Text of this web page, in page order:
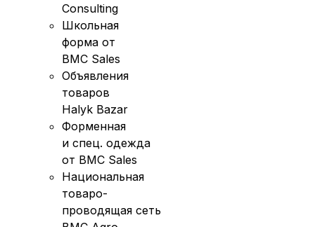
Consulting
Школьная
форма от
BMC Sales
Объявления
товаров
Halyk Bazar
Форменная
и спец. одежда
от BMC Sales
Национальная
товаро-
проводящая сеть